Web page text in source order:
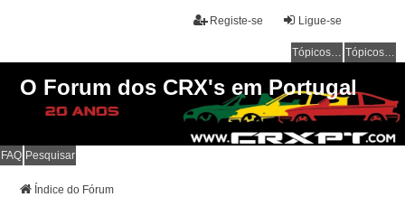
Ligue-se
Registe-se
Tópicos sem resposta Tópicos ativos
O Forum dos CRX's em Portugal
FAQ Pesquisar
Índice do Fórum